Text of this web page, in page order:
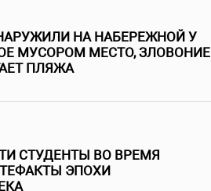
НА НАБЕРЕЖНОЙ У
МУСОРОМ МЕСТО, ЗЛОВОНИЕ
ПЛЯЖА
СТУДЕНТЫ ВО ВРЕМЯ
ЭПОХИ